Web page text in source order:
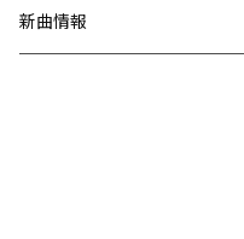
新曲情報